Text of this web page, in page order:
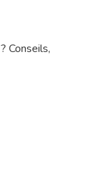
Conseils,